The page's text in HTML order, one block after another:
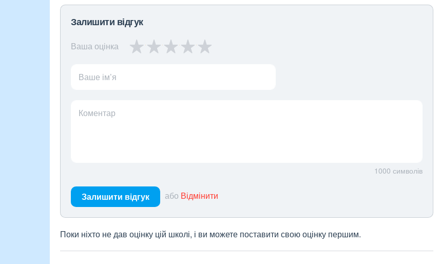
Залишити відгук
Ваша оцінка
Ваше ім’я
Коментар
1000 символів
Залишити відгук або Відмінити
Поки ніхто не дав оцінку цій школі, і ви можете поставити свою оцінку першим.